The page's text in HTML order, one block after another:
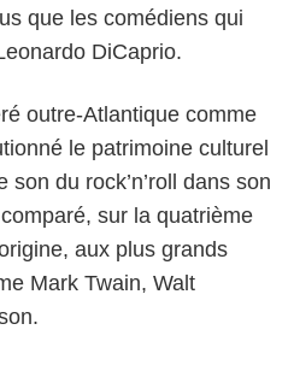
que les comédiens qui
DiCaprio.
outre-Atlantique comme
le patrimoine culturel
du rock’n’roll dans son
sur la quatrième
aux plus grands
Mark Twain, Walt